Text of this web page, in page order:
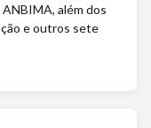
além dos
e outros sete